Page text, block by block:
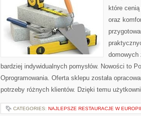
które
oraz
domowych
bardziej indywidualnych pomysłów. Nowości to
Oprogramowania. Oferta sklepu została
potrzeby różnych klientów. Dzięki temu
CATEGORIES: NAJLEPSZE RESTAURACJE W